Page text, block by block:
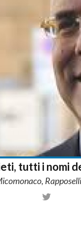
tutti i nomi